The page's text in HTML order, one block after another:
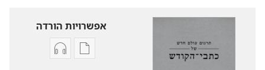
אפשרויות הורדה
אפשרויותאפשרויות